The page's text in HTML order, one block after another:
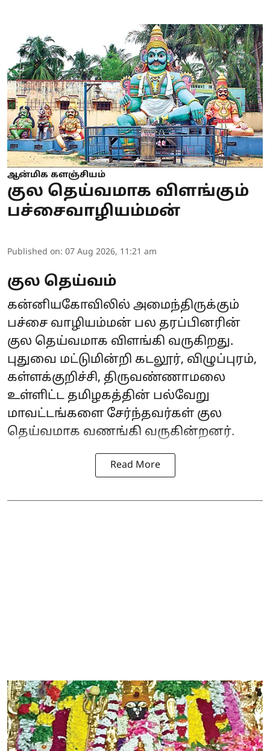
ஆன்மிக களஞ்சியம்
குல தெய்வமாக விளங்கும்
பச்சைவாழியம்மன்
Published on: 07 Aug 2026, 11:21 am
குல தெய்வம்
கன்னியகோவிலில் அமைந்திருக்கும்
பச்சை வாழியம்மன் பல தரப்பினரின்
குல தெய்வமாக விளங்கி வருகிறது.
புதுவை மட்டுமின்றி கடலூர், விழுப்புரம்,
கள்ளக்குறிச்சி, திருவண்ணாமலை
உள்ளிட்ட தமிழகத்தின் பல்வேறு
மாவட்டங்களை சேர்ந்தவர்கள் குல
தெய்வமாக வணங்கி வருகின்றனர்.
Read More